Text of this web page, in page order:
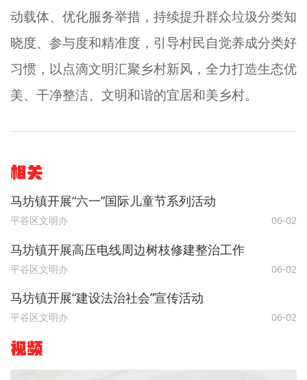
动载体、优化服务举措，持续提升群众垃圾分类知
晓度、参与度和精准度，引导村民自觉养成分类好
习惯，以点滴文明汇聚乡村新风，全力打造生态优
美、干净整洁、文明和谐的宜居和美乡村。
相关
马坊镇开展“六一”国际儿童节系列活动
平谷区文明办 06-02
马坊镇开展高压电线周边树枝修建整治工作
平谷区文明办 06-02
马坊镇开展“建设法治社会”宣传活动
平谷区文明办 06-02
视频